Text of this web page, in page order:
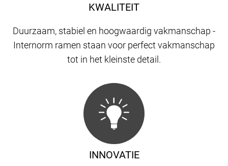
KWALITEIT
Duurzaam, stabiel en hoogwaardig vakmanschap -
Internorm ramen staan ​​voor perfect vakmanschap
tot in het kleinste detail.
INNOVATIE